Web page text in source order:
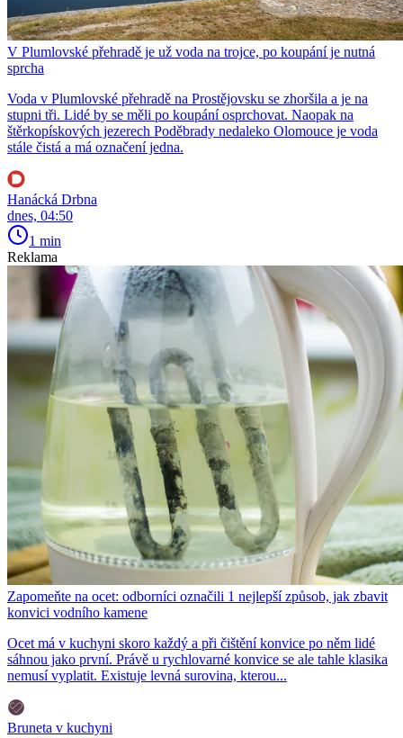
V Plumlovské přehradě je už voda na trojce, po koupání je nutná
sprcha
Voda v Plumlovské přehradě na Prostějovsku se zhoršila a je na
stupni tři. Lidé by se měli po koupání osprchovat. Naopak na
štěrkopískových jezerech Poděbrady nedaleko Olomouce je voda
stále čistá a má označení jedna.
Hanácká Drbna
dnes, 04:50
1 min
Reklama
Zapomeňte na ocet: odborníci označili 1 nejlepší způsob, jak zbavit
konvici vodního kamene
Ocet má v kuchyni skoro každý a při čištění konvice po něm lidé
sáhnou jako první. Právě u rychlovarné konvice se ale tahle klasika
nemusí vyplatit. Existuje levná surovina, kterou...
Bruneta v kuchyni